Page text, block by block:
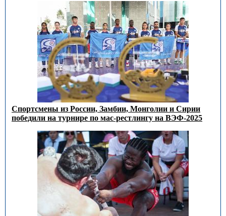
Спортсмены из России, Замбии, Монголии и Сирии
победили на турнире по мас-рестлингу на ВЭФ-2025